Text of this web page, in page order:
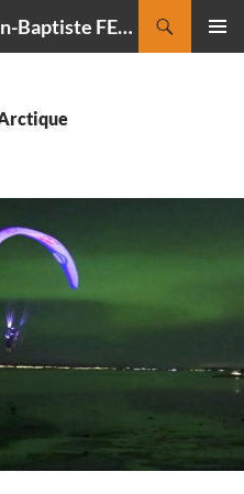
CIELMANIA : le blog de Jean-Baptiste FELDMANN, photographe du ciel